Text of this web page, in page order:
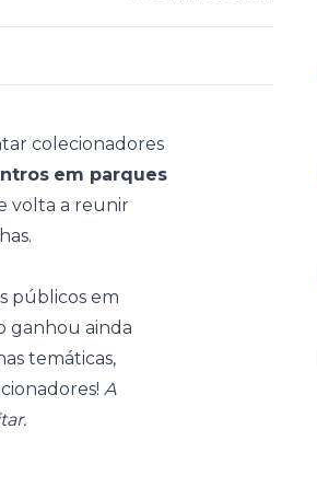
colecionadores
em parques
volta a reunir
públicos em
ganhou ainda
temáticas,
A